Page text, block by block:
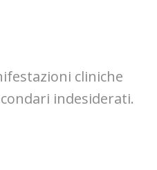
cliniche
indesiderati.